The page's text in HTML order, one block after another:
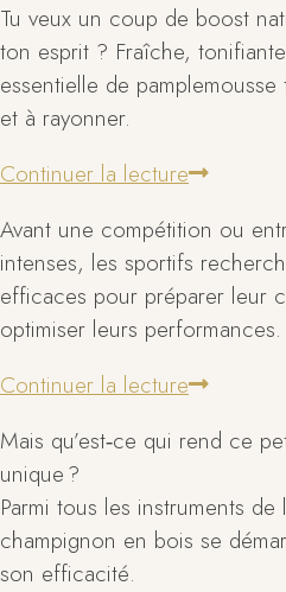
Tu veux un coup de boost
ton esprit ? Fraîche,
essentielle de
et à rayonner.
Continuer la lecture
Avant une compétition ou
intenses, les sportifs
efficaces pour préparer leur
optimiser leurs performances.
Continuer la lecture
Mais qu’est‑ce qui rend ce
unique ?
Parmi tous les instruments
champignon en bois se
son efficacité.